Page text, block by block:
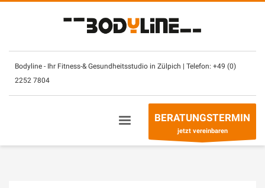
Unsere Öffnungszeiten:
Montag – Sonntag(mit CheckIn Chip)
7.30–23 Uhr
Betreuung- & Beratungszeiten
Bodyline - Ihr Fitness-& Gesundheitsstudio in Zülpich | Telefon: +49 (0)
2252 7804
BERATUNGSTERMIN
jetzt vereinbaren